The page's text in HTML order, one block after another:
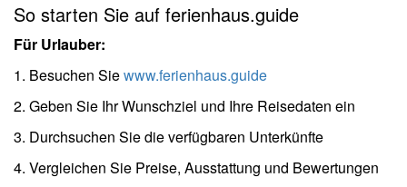
So starten Sie auf ferienhaus.guide
Für Urlauber:
1. Besuchen Siewww.ferienhaus.guide
2. Geben Sie Ihr Wunschziel und Ihre Reisedaten ein
3. Durchsuchen Sie die verfügbaren Unterkünfte
4. Vergleichen Sie Preise, Ausstattung und Bewertungen